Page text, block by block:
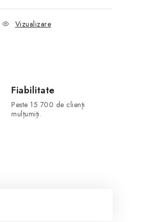
Vizualizare
Fiabilitate
Peste 15 700 de clienți
mulțumiți.